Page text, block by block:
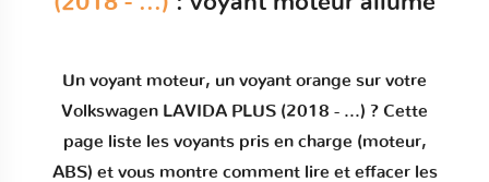
Un voyant moteur, un voyant orange sur votre
Volkswagen LAVIDA PLUS (2018 - ...) ? Cette
page liste les voyants pris en charge (moteur,
ABS) et vous montre comment lire et effacer les